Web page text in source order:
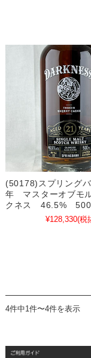
(50178)スプリング
年 マスターオブモ
クネス 46.5%
¥128,330(税
4件中1件〜4件を表示